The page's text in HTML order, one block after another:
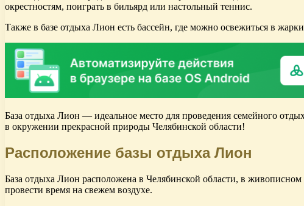
окрестностям, поиграть в бильярд или настольный теннис.
Также в базе отдыха Лион есть бассейн, где можно освежиться в
База отдыха Лион — идеальное место для проведения семейного
в окружении прекрасной природы Челябинской области!
Расположение базы отдыха Лион
База отдыха Лион расположена в Челябинской области, в
провести время на свежем воздухе.